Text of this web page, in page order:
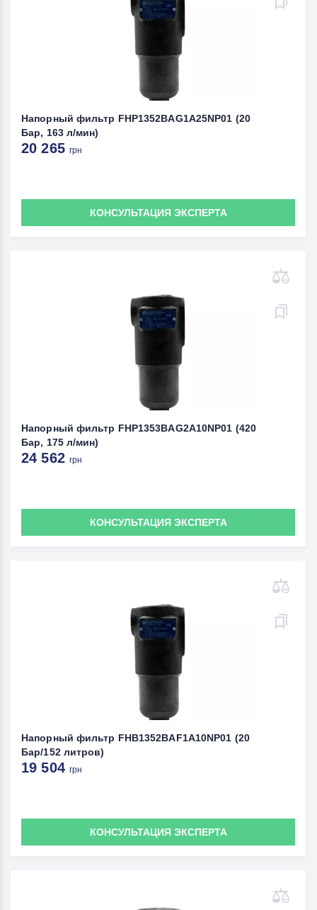
Напорный фильтр FHP1352BAG1A25NP01 (20
Бар, 163 л/мин)
20 265грн
КОНСУЛЬТАЦИЯ ЭКСПЕРТА
Напорный фильтр FHP1353BAG2A10NP01 (420
Бар, 175 л/мин)
24 562грн
КОНСУЛЬТАЦИЯ ЭКСПЕРТА
Напорный фильтр FHB1352BAF1A10NP01 (20
Бар/152 литров)
19 504грн
КОНСУЛЬТАЦИЯ ЭКСПЕРТА